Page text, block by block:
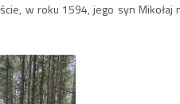
w ro­ku 1594, jego syn Mikołaj